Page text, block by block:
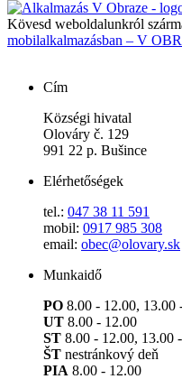
Kövesd weboldalunkról
mobilalkalmazásban – V
Cím
Községi hivatal
Olováry č. 129
991 22 p. Bušince
Elérhetőségek
tel.: 047 38 11 591
mobil: 0917 985 308
email: obec@olovary.sk
Munkaidő
PO 8.00 - 12.00, 13.00
UT 8.00 - 12.00
ST 8.00 - 12.00, 13.00
ŠT nestránkový deň
PIA 8.00 - 12.00